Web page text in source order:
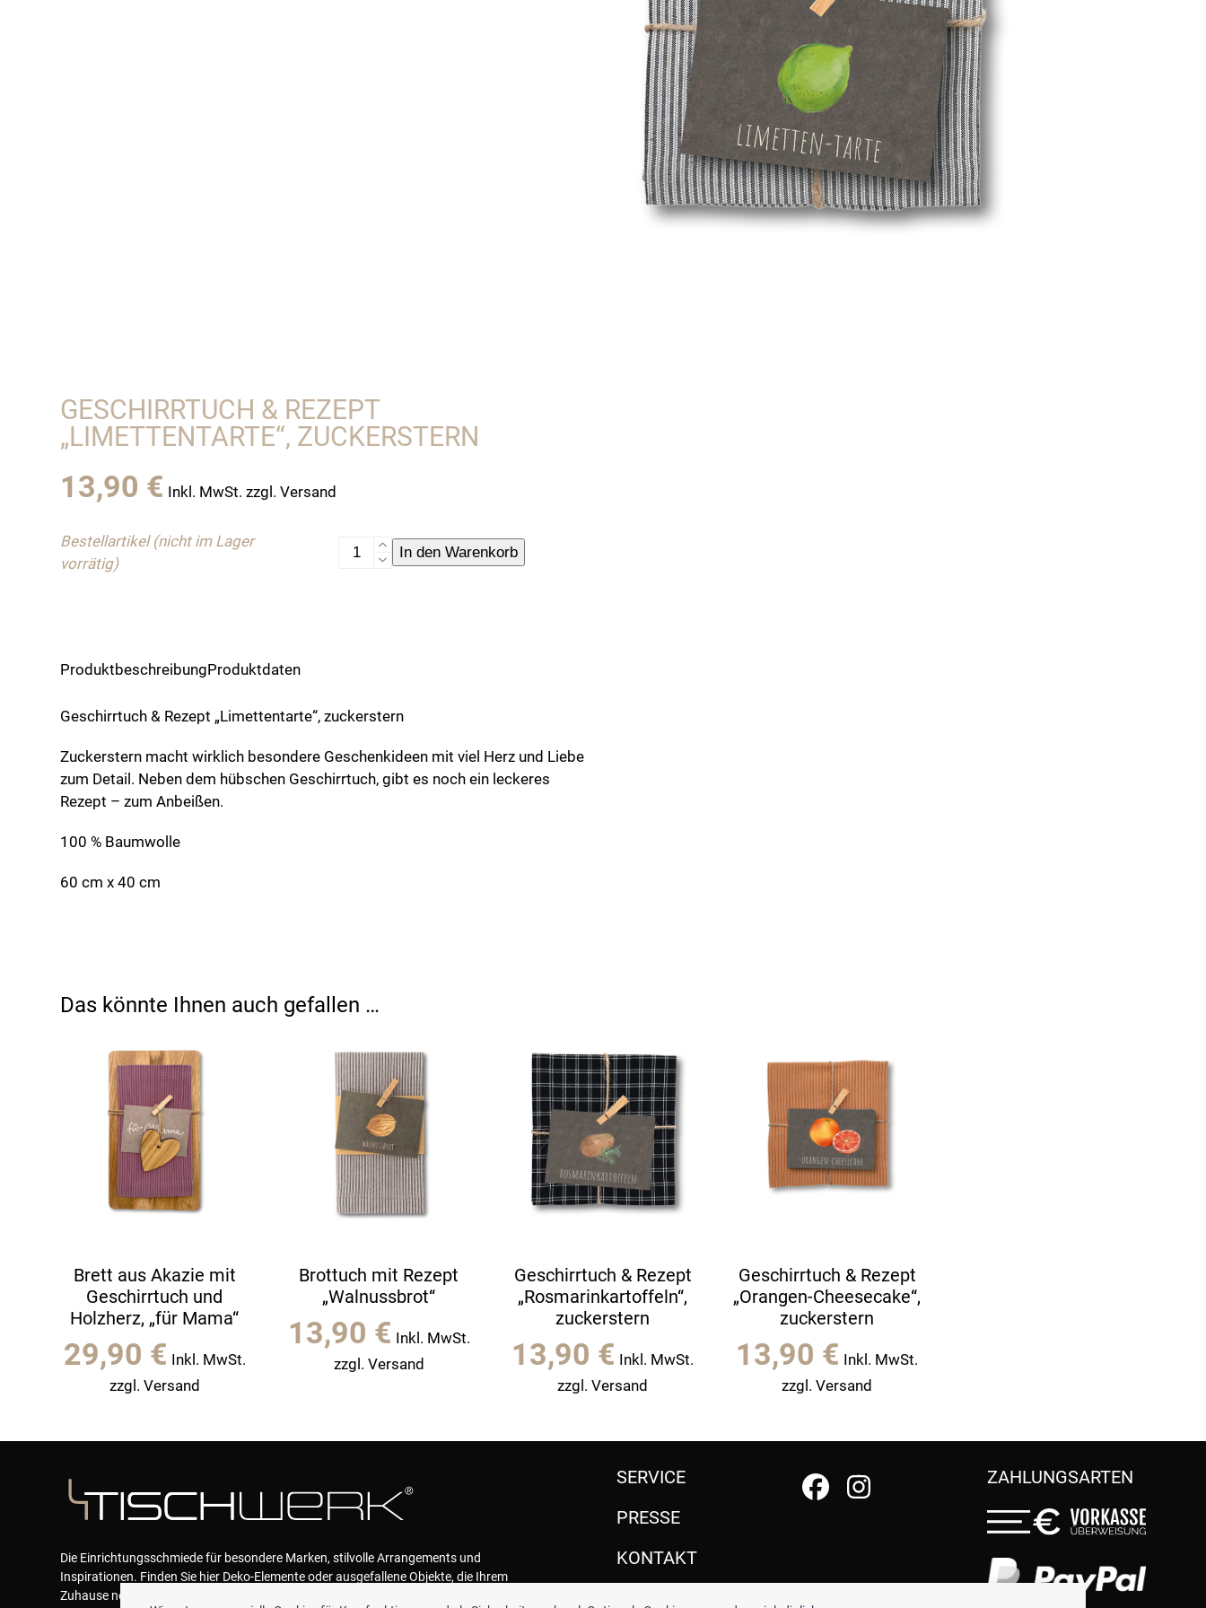
GESCHIRRTUCH & REZEPT
„LIMETTENTARTE“, ZUCKERSTERN
13,90 € Inkl. MwSt. zzgl. Versand
Bestellartikel (nicht im Lager
vorrätig)
GeschirrtuchIn den Warenkorb
ProduktbeschreibungProduktdaten
Geschirrtuch & Rezept „Limettentarte“, zuckerstern
Zuckerstern macht wirklich besondere Geschenkideen mit viel Herz und Liebe
zum Detail. Neben dem hübschen Geschirrtuch, gibt es noch ein leckeres
Rezept – zum Anbeißen.
100 % Baumwolle
60 cm x 40 cm
Das könnte Ihnen auch gefallen …
Brett aus Akazie mit
Geschirrtuch und
Holzherz, „für Mama“
29,90 € Inkl. MwSt.
zzgl. Versand
Brottuch mit Rezept
„Walnussbrot“
13,90 € Inkl. MwSt.
zzgl. Versand
Geschirrtuch & Rezept
„Rosmarinkartoffeln“,
zuckerstern
13,90 € Inkl. MwSt.
zzgl. Versand
Geschirrtuch & Rezept
„Orangen-Cheesecake“,
zuckerstern
13,90 € Inkl. MwSt.
zzgl. Versand
Die Einrichtungsschmiede für besondere Marken, stilvolle Arrangements und
Inspirationen. Finden Sie hier Deko-Elemente oder ausgefallene Objekte, die Ihrem
Zuhause neue Akzente geben und das Wohlfühlen garantieren.
SERVICE
PRESSE
KONTAKT
ZAHLUNGSARTEN